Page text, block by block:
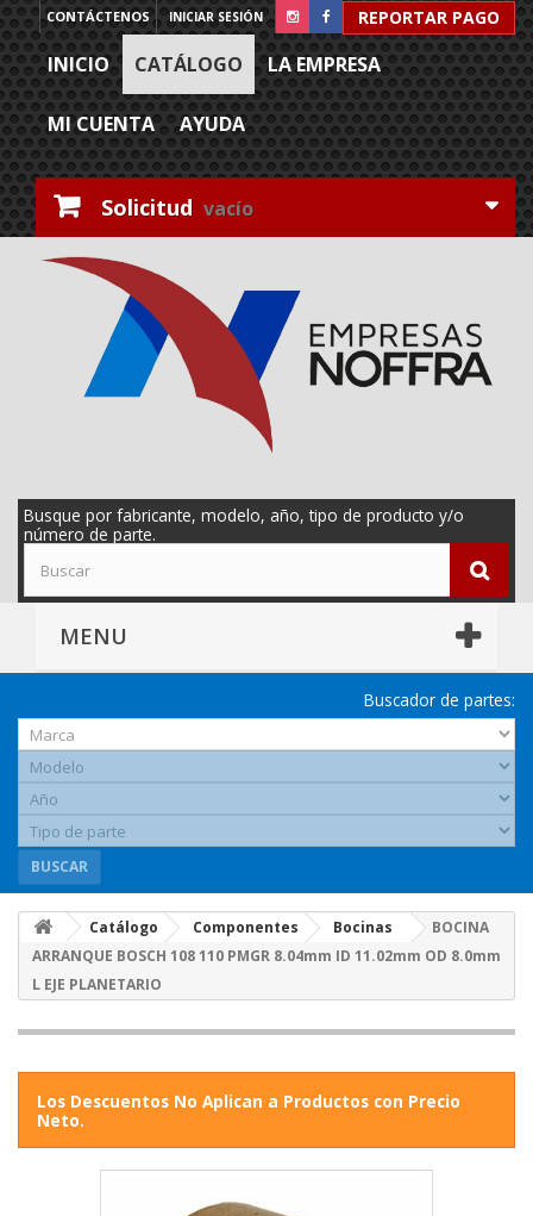
REPORTAR PAGO
INICIAR SESIÓN
CONTÁCTENOS
INICIO CATÁLOGO LA EMPRESA
MI CUENTA AYUDA
Solicitud vacío
Busque por fabricante, modelo, año, tipo de producto y/o
número de parte.
MENU
Buscador de partes:
BUSCAR
Catálogo Componentes Bocinas
BOCINA
ARRANQUE BOSCH 108 110 PMGR 8.04mm ID 11.02mm OD 8.0mm
L EJE PLANETARIO
Los Descuentos No Aplican a Productos con Precio
Neto.